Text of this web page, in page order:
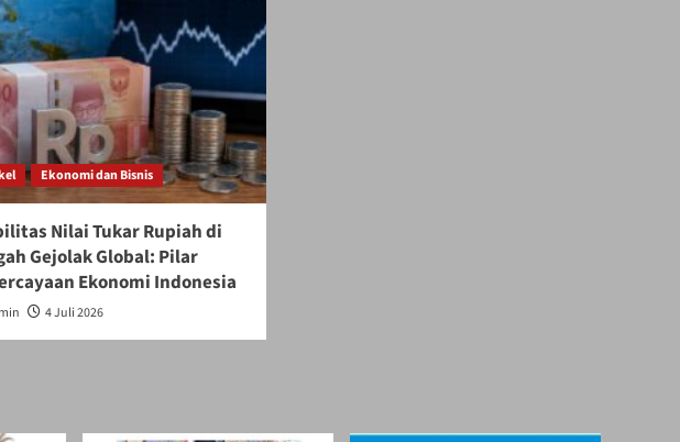
Ekonomi dan Bisnis
Nilai Tukar Rupiah di
Gejolak Global: Pilar
Ekonomi Indonesia
4 Juli 2026